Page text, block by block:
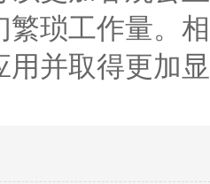
繁琐工作量。
用并取得更加